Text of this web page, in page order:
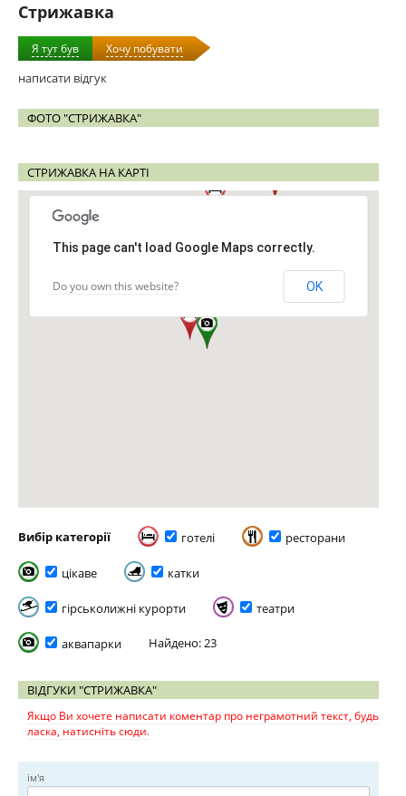
Стрижавка
Я тут був Хочу побувати
написати відгук
ФОТО "СТРИЖАВКА"
СТРИЖАВКА НА КАРТІ
This page can't load Google Maps correctly.
Do you own this website? OK
Вибір категорії готелі ресторани
цікаве катки
гірськолижні курорти театри
аквапарки Найдено: 23
ВІДГУКИ "СТРИЖАВКА"
Якщо Ви хочете написати коментар про неграмотний текст, будь
ласка, натисніть сюди.
ім'я